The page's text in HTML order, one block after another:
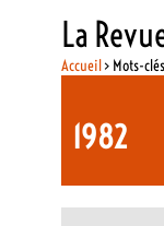
La
Accueil> Mots-
1982